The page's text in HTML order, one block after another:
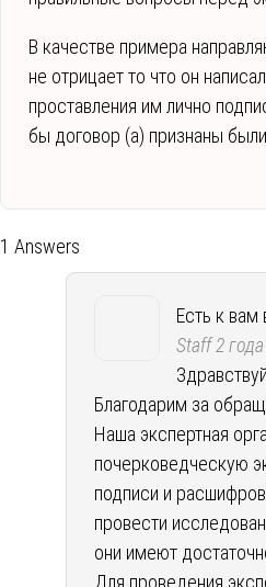
В качестве примера
не отрицает то что он
проставления им лично
бы договор (а) признаны
1 Answers
Есть к вам
Staff2
Благодарим за
Наша экспертная
почерковедческую
подписи и
провести
они имеют
Для проведения